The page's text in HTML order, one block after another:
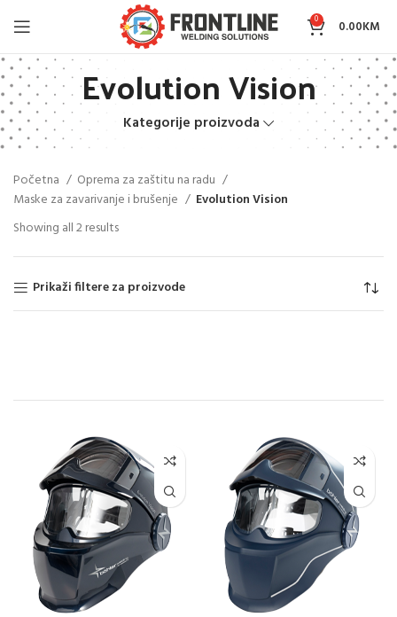
0 0.00KM
Evolution Vision
Kategorije proizvoda
Početna
Oprema za zaštitu na radu
Maske za zavarivanje i brušenje
Evolution Vision
Showing all 2 results
Prikaži filtere za proizvode